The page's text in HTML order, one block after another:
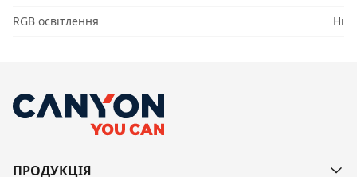
RGB освітлення
Ні
ПРОДУКЦІЯ